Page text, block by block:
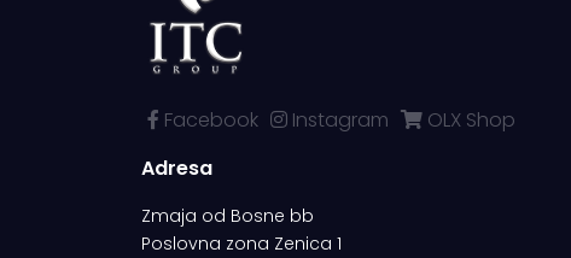
Facebook Instagram
OLX Shop
Adresa
Zmaja od Bosne bb
Poslovna zona Zenica 1